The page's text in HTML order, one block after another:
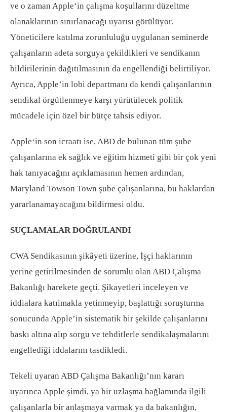
ve o zaman Apple‘in çalışma koşullarını düzeltme
olanaklarının sınırlanacağı uyarısı görülüyor.
Yöneticilere katılma zorunluluğu uygulanan seminerde
çalışanların adeta sorguya çekildikleri ve sendikanın
bildirilerinin dağıtılmasının da engellendiği belirtiliyor.
Ayrıca, Apple’in lobi departmanı da kendi çalışanlarının
sendikal örgütlenmeye karşı yürütülecek politik
mücadele için özel bir bütçe tahsis ediyor.
Apple‘in son icraatı ise, ABD de bulunan tüm şube
çalışanlarına ek sağlık ve eğitim hizmeti gibi bir çok yeni
hak tanıyacağını açıklamasının hemen ardından,
Maryland Towson Town şube çalışanlarına, bu haklardan
yararlanamayacağını bildirmesi oldu.
SUÇLAMALAR DOĞRULANDI
CWA Sendikasının şikâyeti üzerine, İşçi haklarının
yerine getirilmesinden de sorumlu olan ABD Çalışma
Bakanlığı harekete geçti. Şikayetleri inceleyen ve
iddialara katılmakla yetinmeyip, başlattığı soruşturma
sonucunda Apple’in sistematik bir şekilde çalışanlarını
baskı altına alıp sorgu ve tehditlerle sendikalaşmalarını
engellediği iddalarını tasdikledi.
Tekeli uyaran ABD Çalışma Bakanlığı’nın kararı
uyarınca Apple şimdi, ya bir uzlaşma bağlamında ilgili
çalışanlarla bir anlaşmaya varmak ya da bakanlığın,